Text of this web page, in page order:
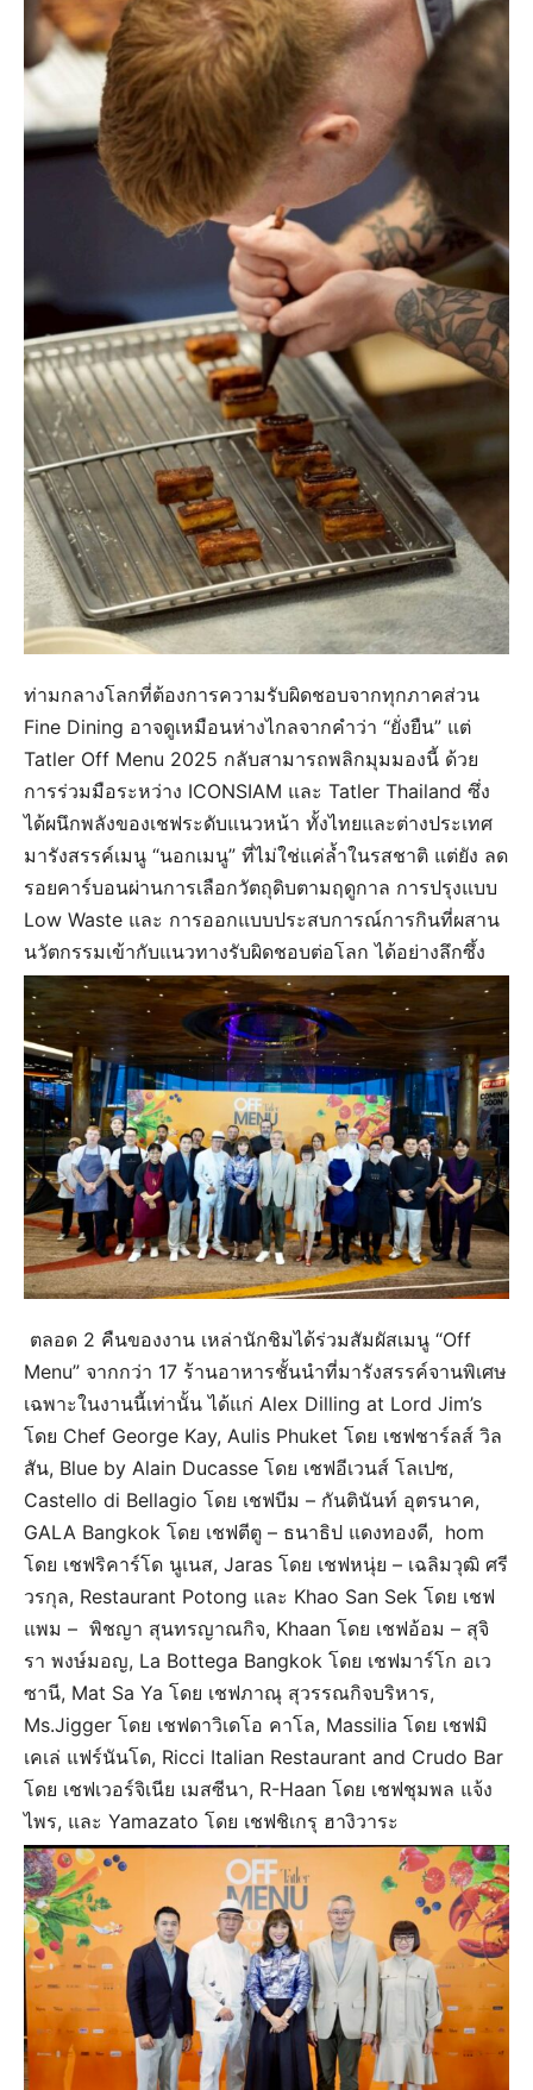
ท่ามกลางโลกที่ต้องการความรับผิดชอบจากทุกภาคส่วน
Fine Dining อาจดูเหมือนห่างไกลจากคำว่า “ยั่งยืน” แต่
Tatler Off Menu 2025 กลับสามารถพลิกมุมมองนี้ ด้วย
การร่วมมือระหว่าง ICONSIAM และ Tatler Thailand ซึ่ง
ได้ผนึกพลังของเชฟระดับแนวหน้า ทั้งไทยและต่างประเทศ
มารังสรรค์เมนู “นอกเมนู” ที่ไม่ใช่แค่ล้ำในรสชาติ แต่ยัง ลด
รอยคาร์บอนผ่านการเลือกวัตถุดิบตามฤดูกาล การปรุงแบบ
Low Waste และ การออกแบบประสบการณ์การกินที่ผสาน
นวัตกรรมเข้ากับแนวทางรับผิดชอบต่อโลก ได้อย่างลึกซึ้ง
ตลอด 2 คืนของงาน เหล่านักชิมได้ร่วมสัมผัสเมนู “Off
Menu” จากกว่า 17 ร้านอาหารชั้นนำที่มารังสรรค์จานพิเศษ
เฉพาะในงานนี้เท่านั้น ได้แก่ Alex Dilling at Lord Jim’s
โดย Chef George Kay, Aulis Phuket โดย เชฟชาร์ลส์ วิล
สัน, Blue by Alain Ducasse โดย เชฟอีเวนส์ โลเปซ,
Castello di Bellagio โดย เชฟบีม – กันตินันท์ อุตรนาค,
GALA Bangkok โดย เชฟตีตู – ธนาธิป แดงทองดี, hom
โดย เชฟริคาร์โด นูเนส, Jaras โดย เชฟหนุ่ย – เฉลิมวุฒิ ศรี
วรกุล, Restaurant Potong และ Khao San Sek โดย เชฟ
แพม – พิชญา สุนทรญาณกิจ, Khaan โดย เชฟอ้อม – สุจิ
รา พงษ์มอญ, La Bottega Bangkok โดย เชฟมาร์โก อเว
ซานี, Mat Sa Ya โดย เชฟภาณุ สุวรรณกิจบริหาร,
Ms.Jigger โดย เชฟดาวิเดโอ คาโล, Massilia โดย เชฟมิ
เคเล่ แฟร์นันโด, Ricci Italian Restaurant and Crudo Bar
โดย เชฟเวอร์จิเนีย เมสซีนา, R-Haan โดย เชฟชุมพล แจ้ง
ไพร, และ Yamazato โดย เชฟชิเกรุ ฮางิวาระ